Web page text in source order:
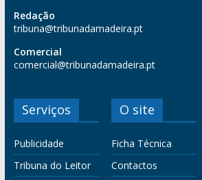
Redação
tribuna@tribunadamadeira.pt
Comercial
comercial@tribunadamadeira.pt
Serviços
Publicidade
Tribuna do Leitor
O site
Ficha Técnica
Contactos